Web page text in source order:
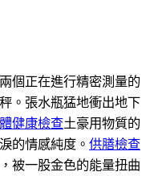
個正在進行精密測量的
。張水瓶猛地衝出地下
健康檢查土豪用物質的
的情感純度。 供膳檢查
被一股金色的能量扭曲